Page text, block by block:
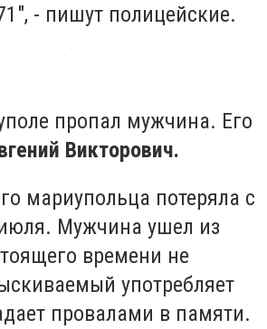
- пишут полицейские.
пропал мужчина. Его
Викторович.
мариупольца потеряла с
Мужчина ушел из
времени не
употребляет
провалами в памяти.